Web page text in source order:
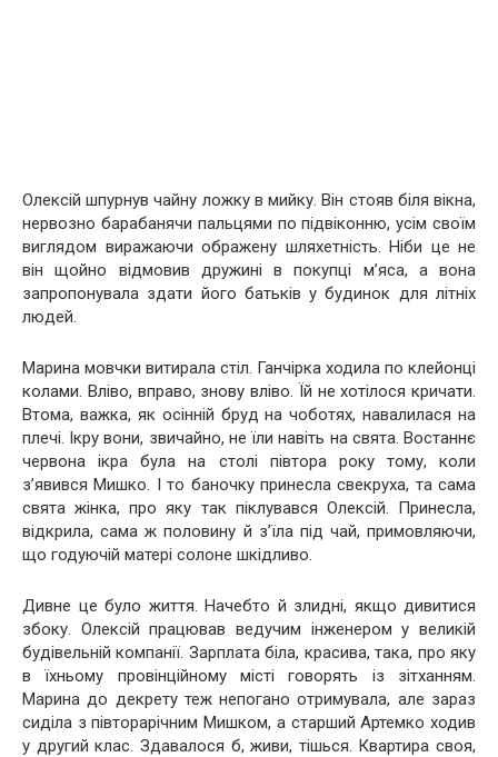
Олексій шпурнув чайну ложку в мийку. Він стояв біля вікна,
нервозно барабанячи пальцями по підвіконню, усім своїм
виглядом виражаючи ображену шляхетність. Ніби це не
він щойно відмовив дружині в покупці м’яса, а вона
запропонувала здати його батьків у будинок для літніх
людей.
Марина мовчки витирала стіл. Ганчірка ходила по клейонці
колами. Вліво, вправо, знову вліво. Їй не хотілося кричати.
Втома, важка, як осінній бруд на чоботях, навалилася на
плечі. Ікру вони, звичайно, не їли навіть на свята. Востаннє
червона ікра була на столі півтора року тому, коли
з’явився Мишко. І то баночку принесла свекруха, та сама
свята жінка, про яку так піклувався Олексій. Принесла,
відкрила, сама ж половину й з’їла під чай, примовляючи,
що годуючій матері солоне шкідливо.
Дивне це було життя. Начебто й злидні, якщо дивитися
збоку. Олексій працював ведучим інженером у великій
будівельній компанії. Зарплата біла, красива, така, про яку
в їхньому провінційному місті говорять із зітханням.
Марина до декрету теж непогано отримувала, але зараз
сиділа з півторарічним Мишком, а старший Артемко ходив
у другий клас. Здавалося б, живи, тішься. Квартира своя,